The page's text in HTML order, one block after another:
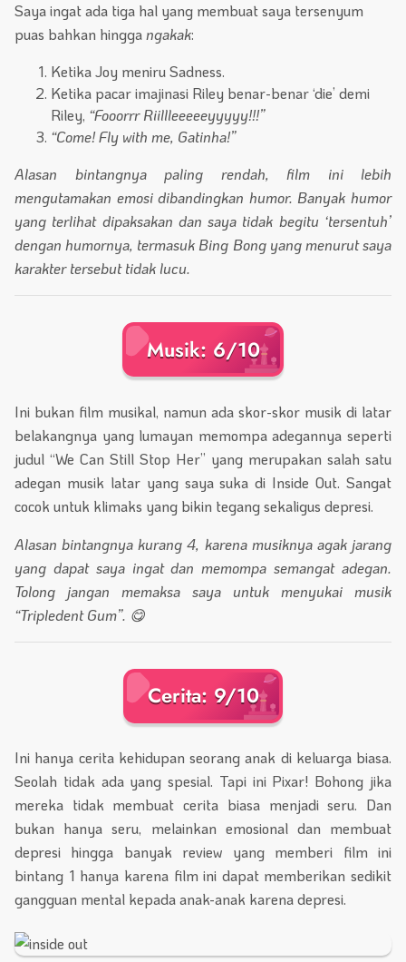
Saya ingat ada tiga hal yang membuat saya tersenyum
puas bahkan hinggangakak:
Ketika Joy meniru Sadness.
Ketika pacar imajinasi Riley benar-benar ‘die’ demi
Riley, “Fooorrr Riillleeeeeyyyyy!!!”
“Come! Fly with me, Gatinha!”
Alasan bintangnya paling rendah, film ini lebih
mengutamakan emosi dibandingkan humor. Banyak humor
yang terlihat dipaksakan dan saya tidak begitu ‘tersentuh’
dengan humornya, termasuk Bing Bong yang menurut saya
karakter tersebut tidak lucu.
Musik: 6/10
Ini bukan film musikal, namun ada skor-skor musik di latar
belakangnya yang lumayan memompa adegannya seperti
judul “We Can Still Stop Her” yang merupakan salah satu
adegan musik latar yang saya suka di Inside Out. Sangat
cocok untuk klimaks yang bikin tegang sekaligus depresi.
Alasan bintangnya kurang 4, karena musiknya agak jarang
yang dapat saya ingat dan memompa semangat adegan.
Tolong jangan memaksa saya untuk menyukai musik
“Tripledent Gum”. 😋
Cerita: 9/10
Ini hanya cerita kehidupan seorang anak di keluarga biasa.
Seolah tidak ada yang spesial. Tapi ini Pixar! Bohong jika
mereka tidak membuat cerita biasa menjadi seru. Dan
bukan hanya seru, melainkan emosional dan membuat
depresi hingga banyak review yang memberi film ini
bintang 1 hanya karena film ini dapat memberikan sedikit
gangguan mental kepada anak-anak karena depresi.